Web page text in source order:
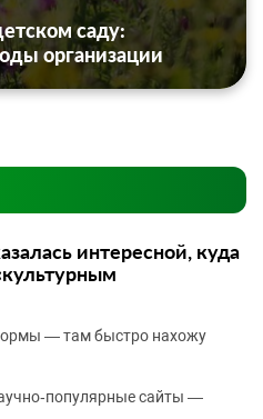
саду:
организации
интересной, куда
— там быстро нахожу
сайты —